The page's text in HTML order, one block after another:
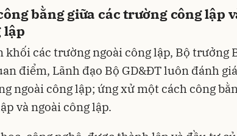
bằng giữa các trường công lập
lập
khối các trường ngoài công lập, Bộ trưởng
điểm, Lãnh đạo Bộ GD&ĐT luôn đánh giá
ngoài công lập; ứng xử một cách công
và ngoài công lập.